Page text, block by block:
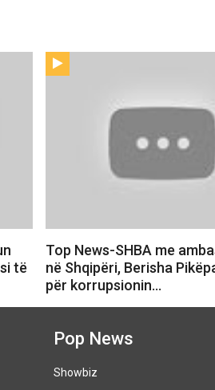
të
Top News-SHBA me
në Shqipëri, Berisha
për korrupsionin…
Pop News
Showbiz